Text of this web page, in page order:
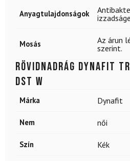
Anyagtulajdonságok
Mosás
Az árun
szerint.
Rövidnadrág DYNAFIT
DST W
Márka Dynafit
Nem női
Szín Kék